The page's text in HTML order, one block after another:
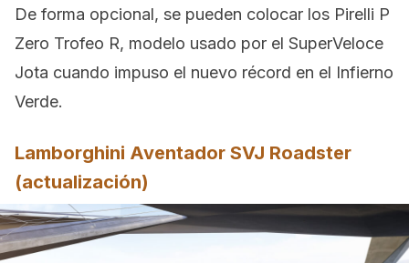
De forma opcional, se pueden colocar los Pirelli P
Zero Trofeo R, modelo usado por el SuperVeloce
Jota cuando impuso el nuevo récord en el Infierno
Verde.
Lamborghini Aventador SVJ Roadster
(actualización)